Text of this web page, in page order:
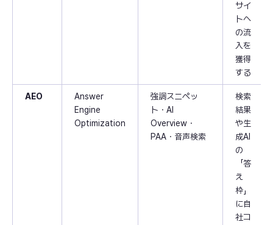
サイ
トへ
の流
入を
獲得
する
AEO
Answer
Engine
Optimization
強調スニペッ
ト・AI
Overview・
PAA・音声検索
検索
結果
や生
成AI
の
「答
え
枠」
に自
社コ